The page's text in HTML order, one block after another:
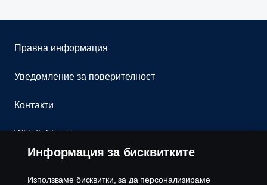
Правна информация
Уведомление за поверителност
Контакти
Whistleblowing
Информация за бисквитките
Използваме бисквитки, за да персонализираме